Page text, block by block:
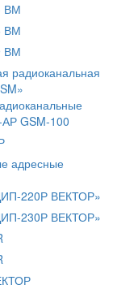
ВМ
ВМ
ВМ
радиоканальная
GSM-100
адресные
220Р ВЕКТОР»
230Р ВЕКТОР»